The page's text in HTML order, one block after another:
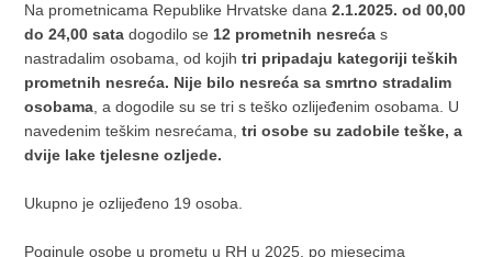
Na prometnicama Republike Hrvatske dana 2.1.2025. od 00,00
do 24,00 sata dogodilo se 12 prometnih nesreća s
nastradalim osobama, od kojihtri pripadaju kategoriji teških
prometnih nesreća. Nije bilo nesreća sa smrtno stradalim
osobama , a dogodile su se tri s teško ozlijeđenim osobama. U
navedenim teškim nesrećama, tri osobe su zadobile teške, a
dvije lake tjelesne ozljede.
Ukupno je ozlijeđeno 19 osoba.
Poginule osobe u prometu u RH u 2025. po mjesecima